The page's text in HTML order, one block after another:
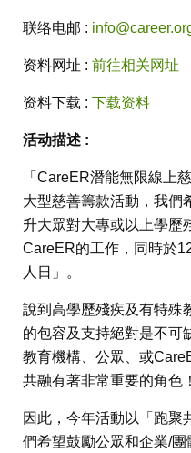
联络电邮 :
资料网址 : 前往相关网址
资料下载 : 下载资料
活动描述 :
「CareER潛能無限線上
大型慈善籌款活動，我們
升大眾對大專或以上學歷
CareER的工作，同時於
人日」。
說到高學歷殘疾及有特殊
的包容及支持絕對是不可
教育機構、公眾、或
共融有著非常重要的角色！
因此，今年活動以「跑聚
們希望鼓勵公眾和企業/